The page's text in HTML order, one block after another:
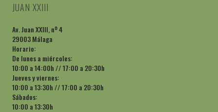
JUAN XXIII
Av. Juan XXIII, nº 4
29003 Málaga
Horario:
De lunes a miércoles:
10:00 a 14:00h // 17:00 a 20:30h
Jueves y viernes:
10:00 a 13:30h // 17:00 a 20:30h
Sábados:
10:00 a 13:30h